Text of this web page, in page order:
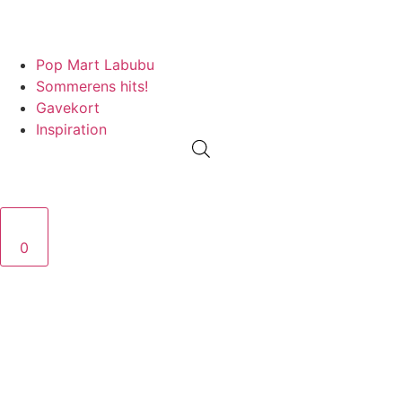
Pop Mart Labubu
Sommerens hits!
Gavekort
Inspiration
0